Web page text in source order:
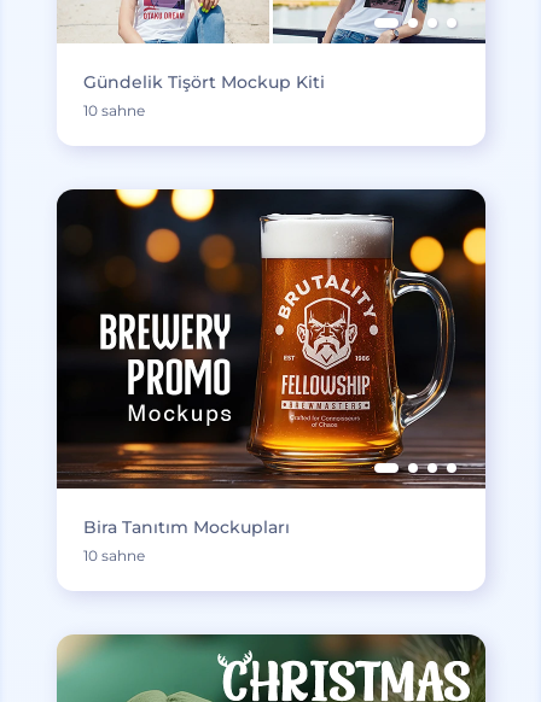
Gündelik Tişört Mockup Kiti
10 sahne
Bira Tanıtım Mockupları
10 sahne